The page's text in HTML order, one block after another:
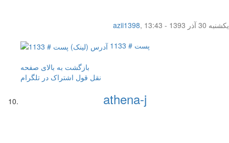
azii1398,
یکشنبه 30 آذر 1393 - 13:43
پست # 1133
بازگشت به بالای صفحه
نقل قول اشتراک در تلگرام
athena-j